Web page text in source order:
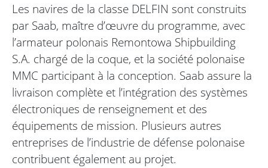
Les navires de la classe DELFIN sont construits
par Saab, maître d’œuvre du programme, avec
l’armateur polonais Remontowa Shipbuilding
S.A. chargé de la coque, et la société polonaise
MMC participant à la conception. Saab assure la
livraison complète et l’intégration des systèmes
électroniques de renseignement et des
équipements de mission. Plusieurs autres
entreprises de l’industrie de défense polonaise
contribuent également au projet.